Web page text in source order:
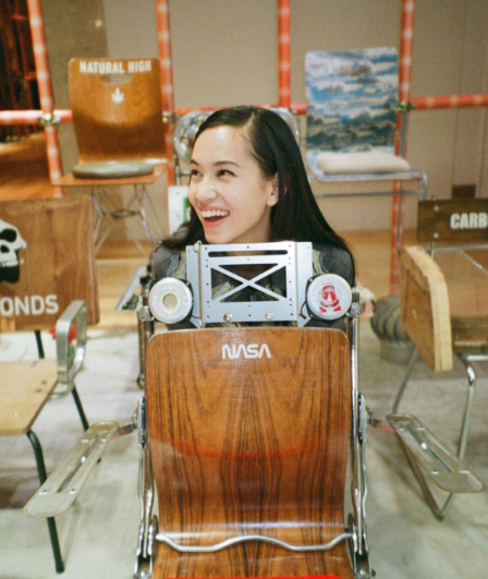
オンラインストア
リクルート